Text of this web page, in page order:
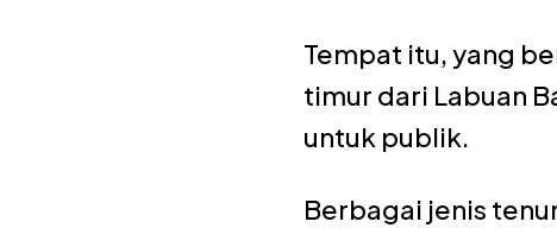
Tempat itu, yang
timur dari Labuan
untuk publik.
Berbagai jenis